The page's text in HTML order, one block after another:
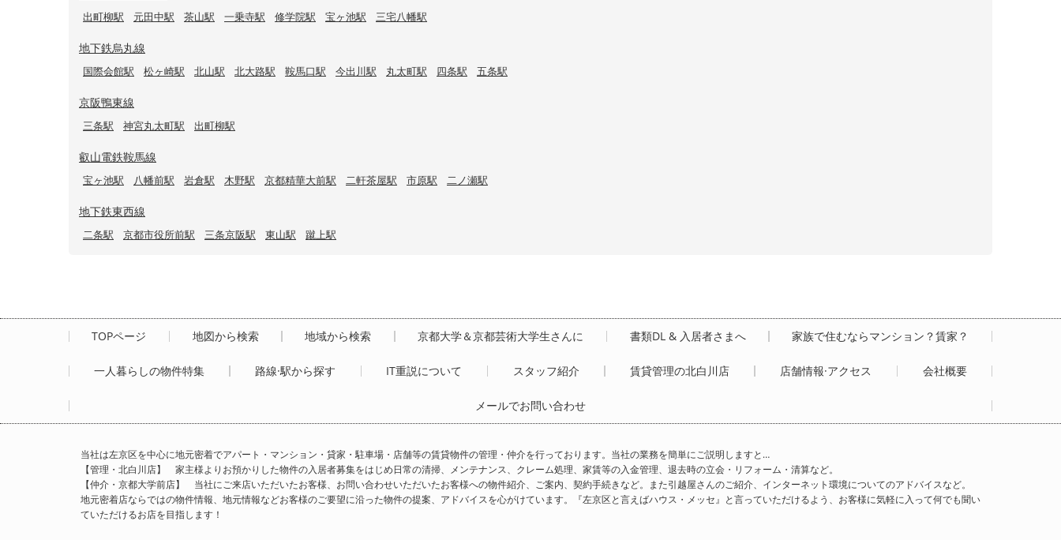
出町柳駅 元田中駅 茶山駅 一乗寺駅 修学院駅 宝ヶ池駅 三宅八幡駅
地下鉄烏丸線
国際会館駅 松ヶ崎駅 北山駅 北大路駅 鞍馬口駅 今出川駅 丸太町駅 四条駅 五条駅
京阪鴨東線
三条駅 神宮丸太町駅 出町柳駅
叡山電鉄鞍馬線
宝ヶ池駅 八幡前駅 岩倉駅 木野駅 京都精華大前駅 二軒茶屋駅 市原駅 二ノ瀬駅
地下鉄東西線
二条駅 京都市役所前駅 三条京阪駅 東山駅 蹴上駅
TOPページ 地図から検索 地域から検索 京都大学＆京都芸術大学生さんに 書類DL & 入居者さまへ 家族で住むならマンション？賃家？
一人暮らしの物件特集 路線·駅から探す IT重説について スタッフ紹介 賃貸管理の北白川店 店舗情報·アクセス 会社概要
メールでお問い合わせ
当社は左京区を中心に地元密着でアパート・マンション・貸家・駐車場・店舗等の賃貸物件の管理・仲介を行っております。当社の業務を簡単にご説明しますと…
【管理・北白川店】 家主様よりお預かりした物件の入居者募集をはじめ日常の清掃、メンテナンス、クレーム処理、家賃等の入金管理、退去時の立会・リフォーム・清算など。
【仲介・京都大学前店】 当社にご来店いただいたお客様、お問い合わせいただいたお客様への物件紹介、ご案内、契約手続きなど。また引越屋さんのご紹介、インターネット環境についてのアドバイスなど。
地元密着店ならではの物件情報、地元情報などお客様のご要望に沿った物件の提案、アドバイスを心がけています。『左京区と言えばハウス・メッセ』と言っていただけるよう、お客様に気軽に入って何でも聞い
ていただけるお店を目指します！